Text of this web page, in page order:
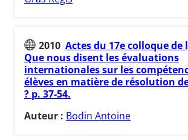
2010 Actes du 17e colloque de
Que nous disent les évaluations
internationales sur les
élèves en matière de résolution
? p. 37-54.
Auteur : Bodin Antoine